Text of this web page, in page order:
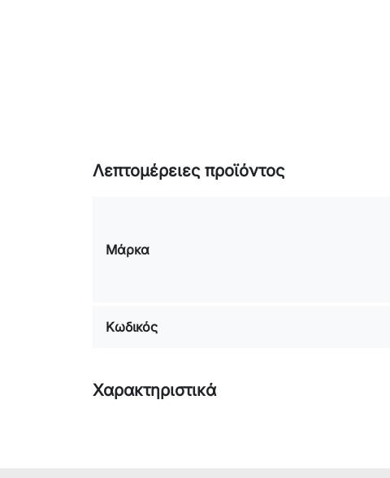
Λεπτομέρειες προϊόντος
Μάρκα
Κωδικός
Χαρακτηριστικά